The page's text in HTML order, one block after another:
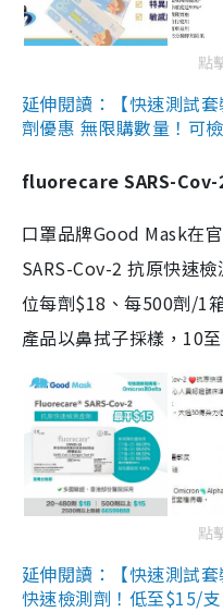
點
延伸閱讀：【快速測試
劑優惠 無限購數量！可
fluorecare SARS-Cov-
口罩品牌Good Mask在
SARS-Cov-2 抗原快速
位每劑$18、每500劑/1
產品以鼻拭子採樣，10
點
延伸閱讀：【快速測試
快速檢測劑！低至$15/